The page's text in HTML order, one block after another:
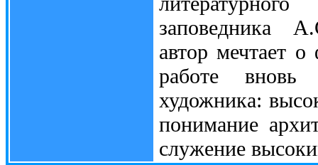
заповедника
автор мечтает
работе вновь
художника:
понимание
служение